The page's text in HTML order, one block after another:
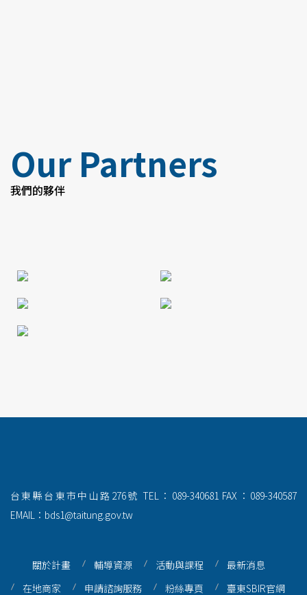
Our Partners
我們的夥伴
台東縣台東市中山路276號 TEL：089-340681 FAX：089-340587
EMAIL：bds1@taitung.gov.tw
關於計畫 輔導資源 活動與課程
最新消息
在地商家
申請諮詢服務 粉絲專頁 臺東SBIR官網